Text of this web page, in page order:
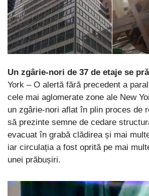
Un zgârie-nori de 37 de etaje se
York – O alertă fără precedent a
cele mai aglomerate zone ale New
un zgârie-nori aflat în plin proces de
să prezinte semne de cedare
evacuat în grabă clădirea și mai
iar circulația a fost oprită pe mai
unei prăbușiri.